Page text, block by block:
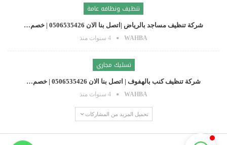
تنظيف ونظافه عامة
شركة تنظيف مساجد بالرياض |اتصل بنا الان 0506535426 | خصم…
WAHBA 4 سنوات منذ
تسليك مجاري
شركة تنظيف كنب بالهفوف | اتصل بنا الان 0506535426 | خصم…
WAHBA 4 سنوات منذ
تحميل المزيد من المشاركات
+966506535426